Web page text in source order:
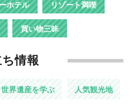
ホテル リゾート満喫
買い物三昧
ち情報
世界遺産を学ぶ 人気観光地